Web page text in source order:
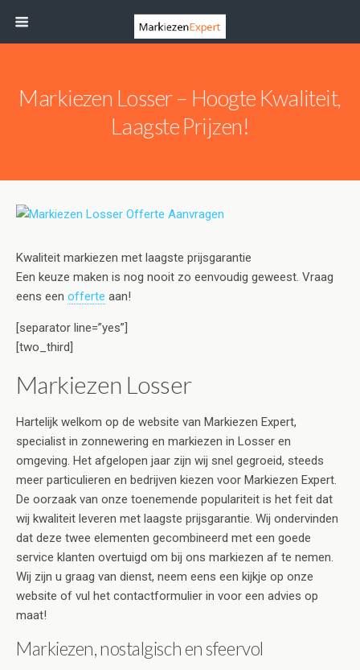
Markiezen Losser – Hoogte Kwaliteit,
Laagste Prijzen!
Kwaliteit markiezen met laagste prijsgarantie
Een keuze maken is nog nooit zo eenvoudig geweest. Vraag
eens een offerte aan!
[separator line=”yes”]
[two_third]
Markiezen Losser
Hartelijk welkom op de website van Markiezen Expert,
specialist in zonnewering en markiezen in Losser en
omgeving. Het afgelopen jaar zijn wij snel gegroeid, steeds
meer particulieren en bedrijven kiezen voor Markiezen Expert.
De oorzaak van onze toenemende populariteit is het feit dat
wij kwaliteit leveren met laagste prijsgarantie. Wij ondervinden
dat deze twee elementen gecombineerd met een goede
service klanten overtuigd om bij ons markiezen af te nemen.
Wij zijn u graag van dienst, neem eens een kijkje op onze
website of vul het contactformulier in voor een advies op
maat!
Markiezen, nostalgisch en sfeervol